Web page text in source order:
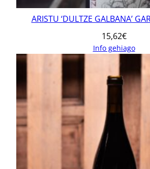
ARISTU ‘DULTZE GALBANA’
15,62€
Info gehiago